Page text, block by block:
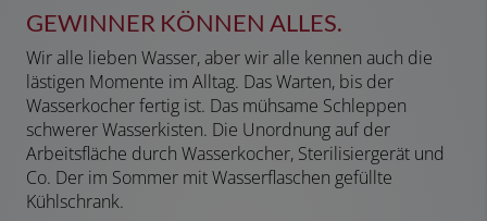
GEWINNER KÖNNEN ALLES.
Wir alle lieben Wasser, aber wir alle kennen auch die
lästigen Momente im Alltag. Das Warten, bis der
Wasserkocher fertig ist. Das mühsame Schleppen
schwerer Wasserkisten. Die Unordnung auf der
Arbeitsfläche durch Wasserkocher, Sterilisiergerät und
Co. Der im Sommer mit Wasserflaschen gefüllte
Kühlschrank.